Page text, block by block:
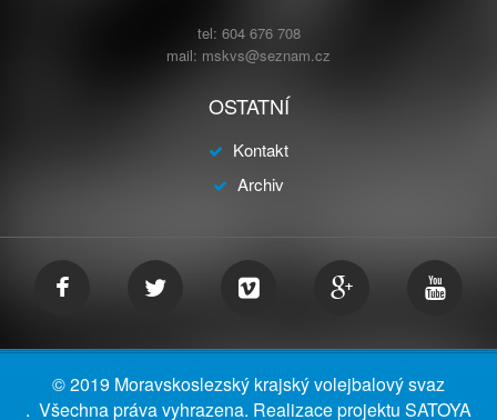
tel: 604 676 708
mail: mskvs@seznam.cz
OSTATNÍ
Kontakt
Archiv
© 2019 Moravskoslezský krajský volejbalový svaz
. Všechna práva vyhrazena. Realizace projektu SATOYA